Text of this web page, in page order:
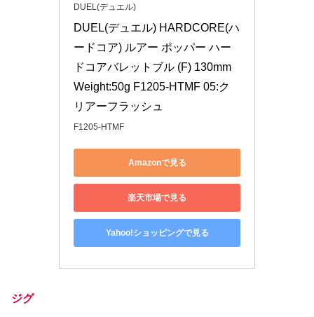
DUEL(デュエル)
DUEL(デュエル) HARDCORE(ハ
ードコア) ルアー ポッパー ハー
ドコアバレットブル (F) 130mm
Weight:50g F1205-HTMF 05:ク
リアーフラッシュ
F1205-HTMF
Amazonで見る
楽天市場で見る
Yahoo!ショッピングで見る
ジグ